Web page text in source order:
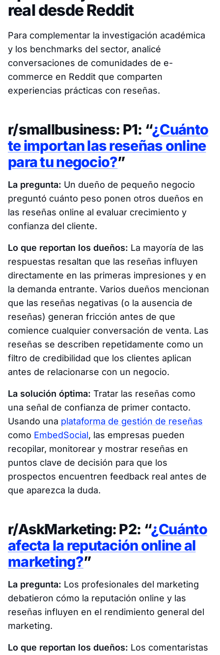
real desde Reddit
Para complementar la investigación académica
y los benchmarks del sector, analicé
conversaciones de comunidades de e-
commerce en Reddit que comparten
experiencias prácticas con reseñas.
r/smallbusiness: P1: “¿Cuánto
te importan las reseñas online
para tu negocio?”
La pregunta: Un dueño de pequeño negocio
preguntó cuánto peso ponen otros dueños en
las reseñas online al evaluar crecimiento y
confianza del cliente.
Lo que reportan los dueños: La mayoría de las
respuestas resaltan que las reseñas influyen
directamente en las primeras impresiones y en
la demanda entrante. Varios dueños mencionan
que las reseñas negativas (o la ausencia de
reseñas) generan fricción antes de que
comience cualquier conversación de venta. Las
reseñas se describen repetidamente como un
filtro de credibilidad que los clientes aplican
antes de relacionarse con un negocio.
La solución óptima: Tratar las reseñas como
una señal de confianza de primer contacto.
Usando una plataforma de gestión de reseñas
como EmbedSocial, las empresas pueden
recopilar, monitorear y mostrar reseñas en
puntos clave de decisión para que los
prospectos encuentren feedback real antes de
que aparezca la duda.
r/AskMarketing: P2: “¿Cuánto
afecta la reputación online al
marketing?”
La pregunta: Los profesionales del marketing
debatieron cómo la reputación online y las
reseñas influyen en el rendimiento general del
marketing.
Lo que reportan los dueños: Los comentaristas